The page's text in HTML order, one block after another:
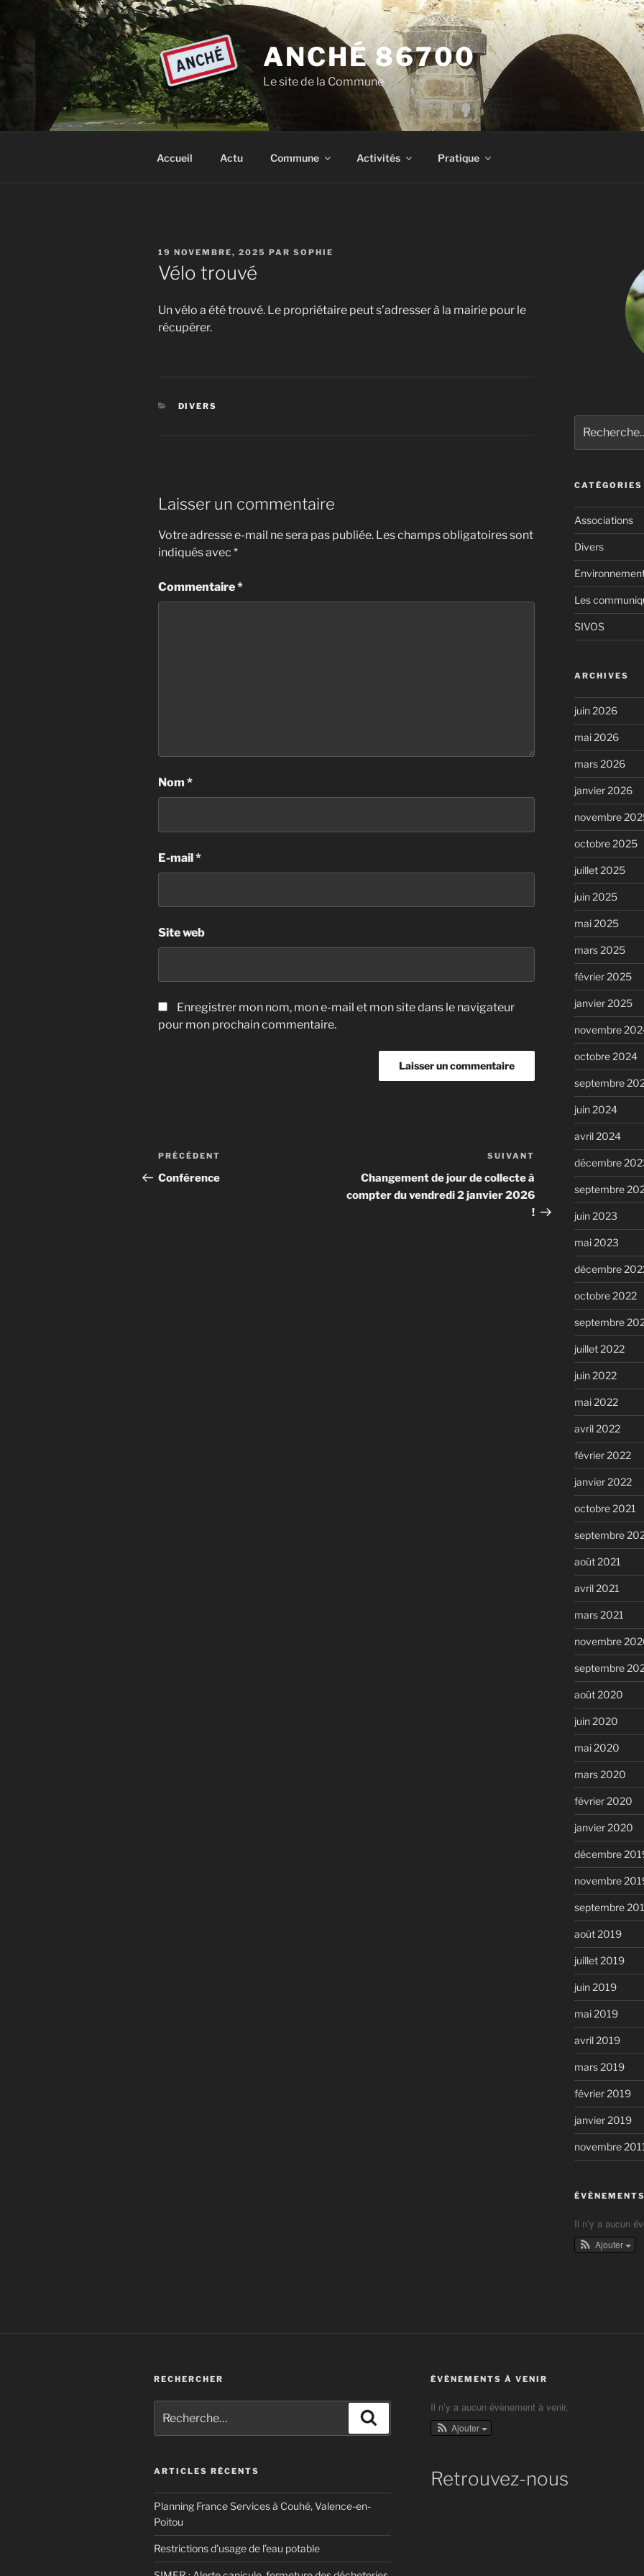
principal
ANCHÉ 86700
Le site de la Commune
Accueil Actu Commune Activités Pratique
PUBLIÉ
LE
19 NOVEMBRE, 2025 PAR SOPHIE
Vélo trouvé
Un vélo a été trouvé. Le propriétaire peut s’adresser à la mairie pour le
récupérer.
CATÉGORIES
DIVERS
Laisser un commentaire
Votre adresse e-mail ne sera pas publiée. Les champs obligatoires sont
indiqués avec *
Commentaire*
Nom *
E-mail*
Site web
Enregistrer mon nom, mon e-mail et mon site dans le navigateur
pour mon prochain commentaire.
Navigation
de
Article
précédent
PRÉCÉDENT
Conférence
suivant
SUIVANT
Changement de jour de collecte à
compter du vendredi 2 janvier 2026
!
pour
:
CATÉGORIES
Associations
Divers
Les
SIVOS
ARCHIVES
juin 2026
mai 2026
mars 2026
janvier 2026
novembre
octobre 2025
juillet 2025
juin 2025
mai 2025
mars 2025
février 2025
janvier 2025
novembre
octobre 2024
septembre
juin 2024
avril 2024
décembre
septembre
juin 2023
mai 2023
décembre
octobre 2022
septembre
juillet 2022
juin 2022
mai 2022
avril 2022
février 2022
janvier 2022
octobre 2021
septembre
août 2021
avril 2021
mars 2021
novembre
septembre
août 2020
juin 2020
mai 2020
mars 2020
février 2020
janvier 2020
décembre
novembre
septembre
août 2019
juillet 2019
juin 2019
mai 2019
avril 2019
mars 2019
février 2019
janvier 2019
novembre
Il n’y a aucun
Ajouter
RECHERCHER
pour
:
Recherche
ARTICLES RÉCENTS
Planning France Services à Couhé, Valence-en-
Poitou
Restrictions d’usage de l’eau potable
ÉVÈNEMENTS À VENIR
Il n’y a aucun évènement à venir.
Ajouter
Retrouvez-nous